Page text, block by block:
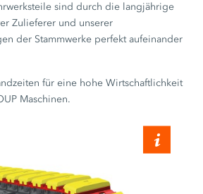
sind durch die langjährige
Zulieferer und unserer
der Stammwerke perfekt aufeinander
für eine hohe Wirtschaftlichkeit
Maschinen.